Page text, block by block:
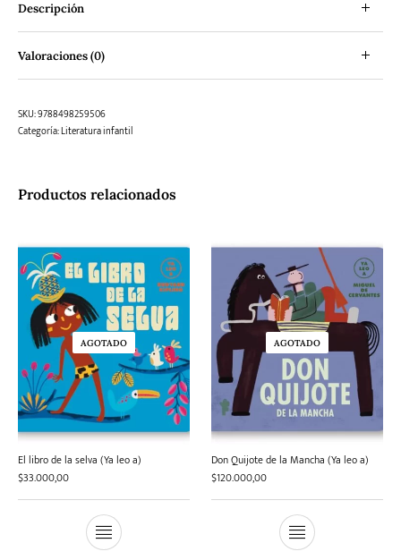
Descripción
Valoraciones (0)
SKU:9788498259506
Categoría:Literatura infantil
Productos relacionados
AGOTADO
El libro de la selva (Ya leo a)
$33.000,00
AGOTADO
Don Quijote de la Mancha (Ya leo a)
$120.000,00